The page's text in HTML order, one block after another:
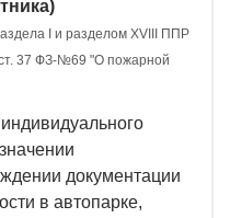
I и разделом XVIII ППР
37 ФЗ-№69 "О пожарной
документации
в автопарке,